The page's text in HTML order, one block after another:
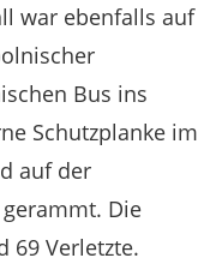
war ebenfalls auf
Bus ins
Schutzplanke im
auf der
Die
69 Verletzte.